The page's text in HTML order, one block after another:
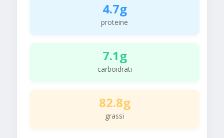
4.7g
proteine
7.1g
carboidrati
82.8g
grassi